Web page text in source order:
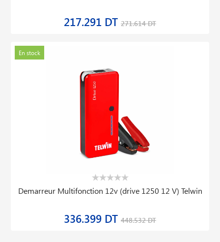
217.291 DT 271.614 DT
En stock
Demarreur Multifonction 12v (drive 1250 12 V) Telwin
336.399 DT 448.532 DT